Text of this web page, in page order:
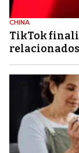
CHINA
TikTok